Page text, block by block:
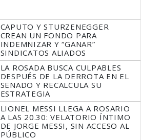
CAPUTO Y STURZENEGGER
CREAN UN FONDO PARA
INDEMNIZAR Y “GANAR”
SINDICATOS ALIADOS
LA ROSADA BUSCA CULPABLES
DESPUÉS DE LA DERROTA EN EL
SENADO Y RECALCULA SU
ESTRATEGIA
LIONEL MESSI LLEGA A ROSARIO
A LAS 20.30: VELATORIO ÍNTIMO
DE JORGE MESSI, SIN ACCESO AL
PÚBLICO